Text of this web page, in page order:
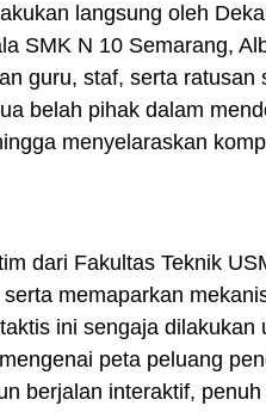
langsung oleh
SMK N 10 Semarang,
guru, staf, serta ratusan
belah pihak dalam
menyelaraskan
dari Fakultas Teknik
memaparkan
ini sengaja dilakukan
peta peluang
berjalan interaktif,